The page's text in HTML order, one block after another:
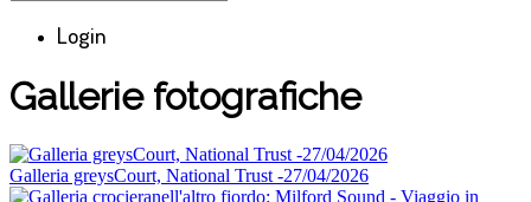
Login
Gallerie fotografiche
Galleria greysCourt, National Trust -27/04/2026